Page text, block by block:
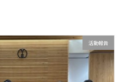
活動報告